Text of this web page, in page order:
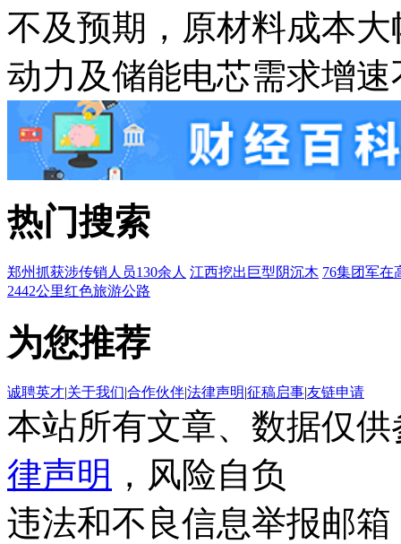
不及预期，原材料成本
动力及储能电芯需求增
热门搜索
郑州抓获涉传销人员130余人 江西挖出巨型阴沉木 76集团军在
2442公里红色旅游公路
为您推荐
诚聘英才|关于我们|合作伙伴|法律声明|征稿启事|友链申请
本站所有文章、数据仅
律声明 ，风险自负
违法和不良信息举报邮箱